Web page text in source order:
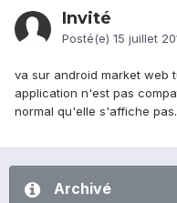
Invité
Posté(e) 15 juillet
va sur android market web
application n'est pas
normal qu'elle s'affiche
Archivé